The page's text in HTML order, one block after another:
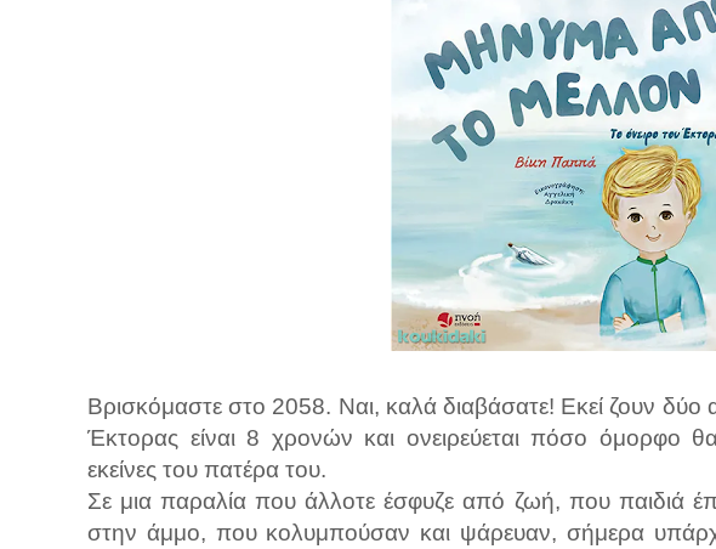
Βρισκόμαστε στο 2058. Ναι, καλά διαβάσατε! Εκεί ζουν
Έκτορας είναι 8 χρονών και ονειρεύεται πόσο όμορφο
εκείνες του πατέρα του.
Σε μια παραλία που άλλοτε έσφυζε από ζωή, που παιδιά
στην άμμο, που κολυμπούσαν και ψάρευαν, σήμερα